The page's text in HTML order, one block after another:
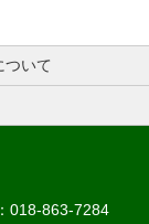
ついて
018-863-7284